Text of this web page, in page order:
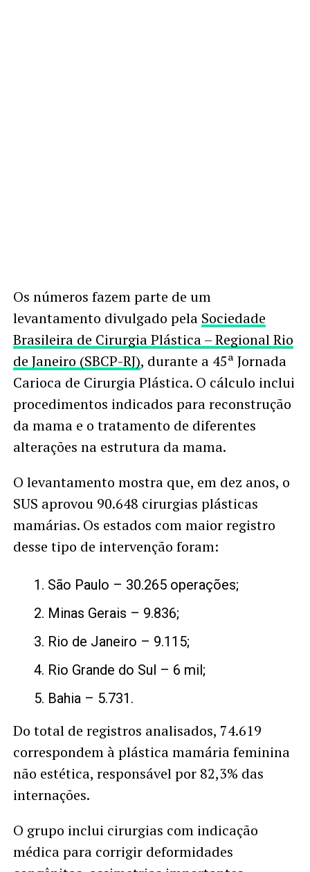
Os números fazem parte de um
levantamento divulgado pela Sociedade
Brasileira de Cirurgia Plástica – Regional Rio
de Janeiro (SBCP-RJ), durante a 45ª Jornada
Carioca de Cirurgia Plástica. O cálculo inclui
procedimentos indicados para reconstrução
da mama e o tratamento de diferentes
alterações na estrutura da mama.
O levantamento mostra que, em dez anos, o
SUS aprovou 90.648 cirurgias plásticas
mamárias. Os estados com maior registro
desse tipo de intervenção foram:
São Paulo – 30.265 operações;
Minas Gerais – 9.836;
Rio de Janeiro – 9.115;
Rio Grande do Sul – 6 mil;
Bahia – 5.731.
Do total de registros analisados, 74.619
correspondem à plástica mamária feminina
não estética, responsável por 82,3% das
internações.
O grupo inclui cirurgias com indicação
médica para corrigir deformidades